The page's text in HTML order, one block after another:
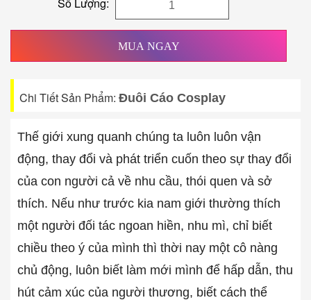
Số Lượng:
MUA NGAY
Chi Tiết Sản Phẩm: Đuôi Cáo Cosplay
Thế giới xung quanh chúng ta luôn luôn vận
động, thay đổi và phát triển cuốn theo sự thay đổi
của con người cả về nhu cầu, thói quen và sở
thích. Nếu như trước kia nam giới thường thích
một người đối tác ngoan hiền, nhu mì, chỉ biết
chiều theo ý của mình thì thời nay một cô nàng
chủ động, luôn biết làm mới mình để hấp dẫn, thu
hút cảm xúc của người thương, biết cách thể